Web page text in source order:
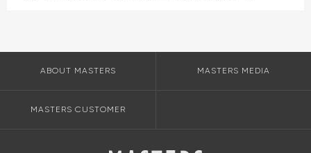
ABOUT MASTERS MASTERS MEDIA
MASTERS CUSTOMER